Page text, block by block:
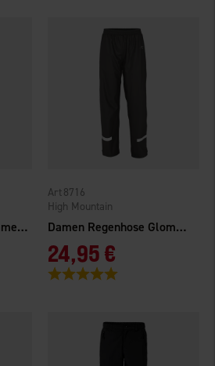
Herren Regenhose Vimmerby Gefüttert Damen Regenhose Glommen WP
High Mountain
8716
24,95 €
Bewertung: